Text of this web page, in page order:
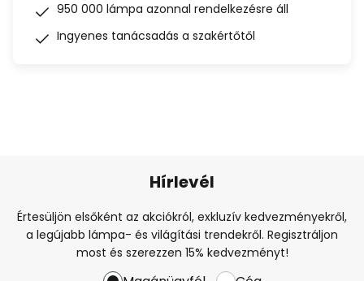
950 000 lámpa azonnal rendelkezésre áll
Ingyenes tanácsadás a szakértőtől
Hírlevél
Értesüljön elsőként az akciókról, exkluzív kedvezményekről,
a legújabb lámpa- és világítási trendekről. Regisztráljon
most és szerezzen 15% kedvezményt!